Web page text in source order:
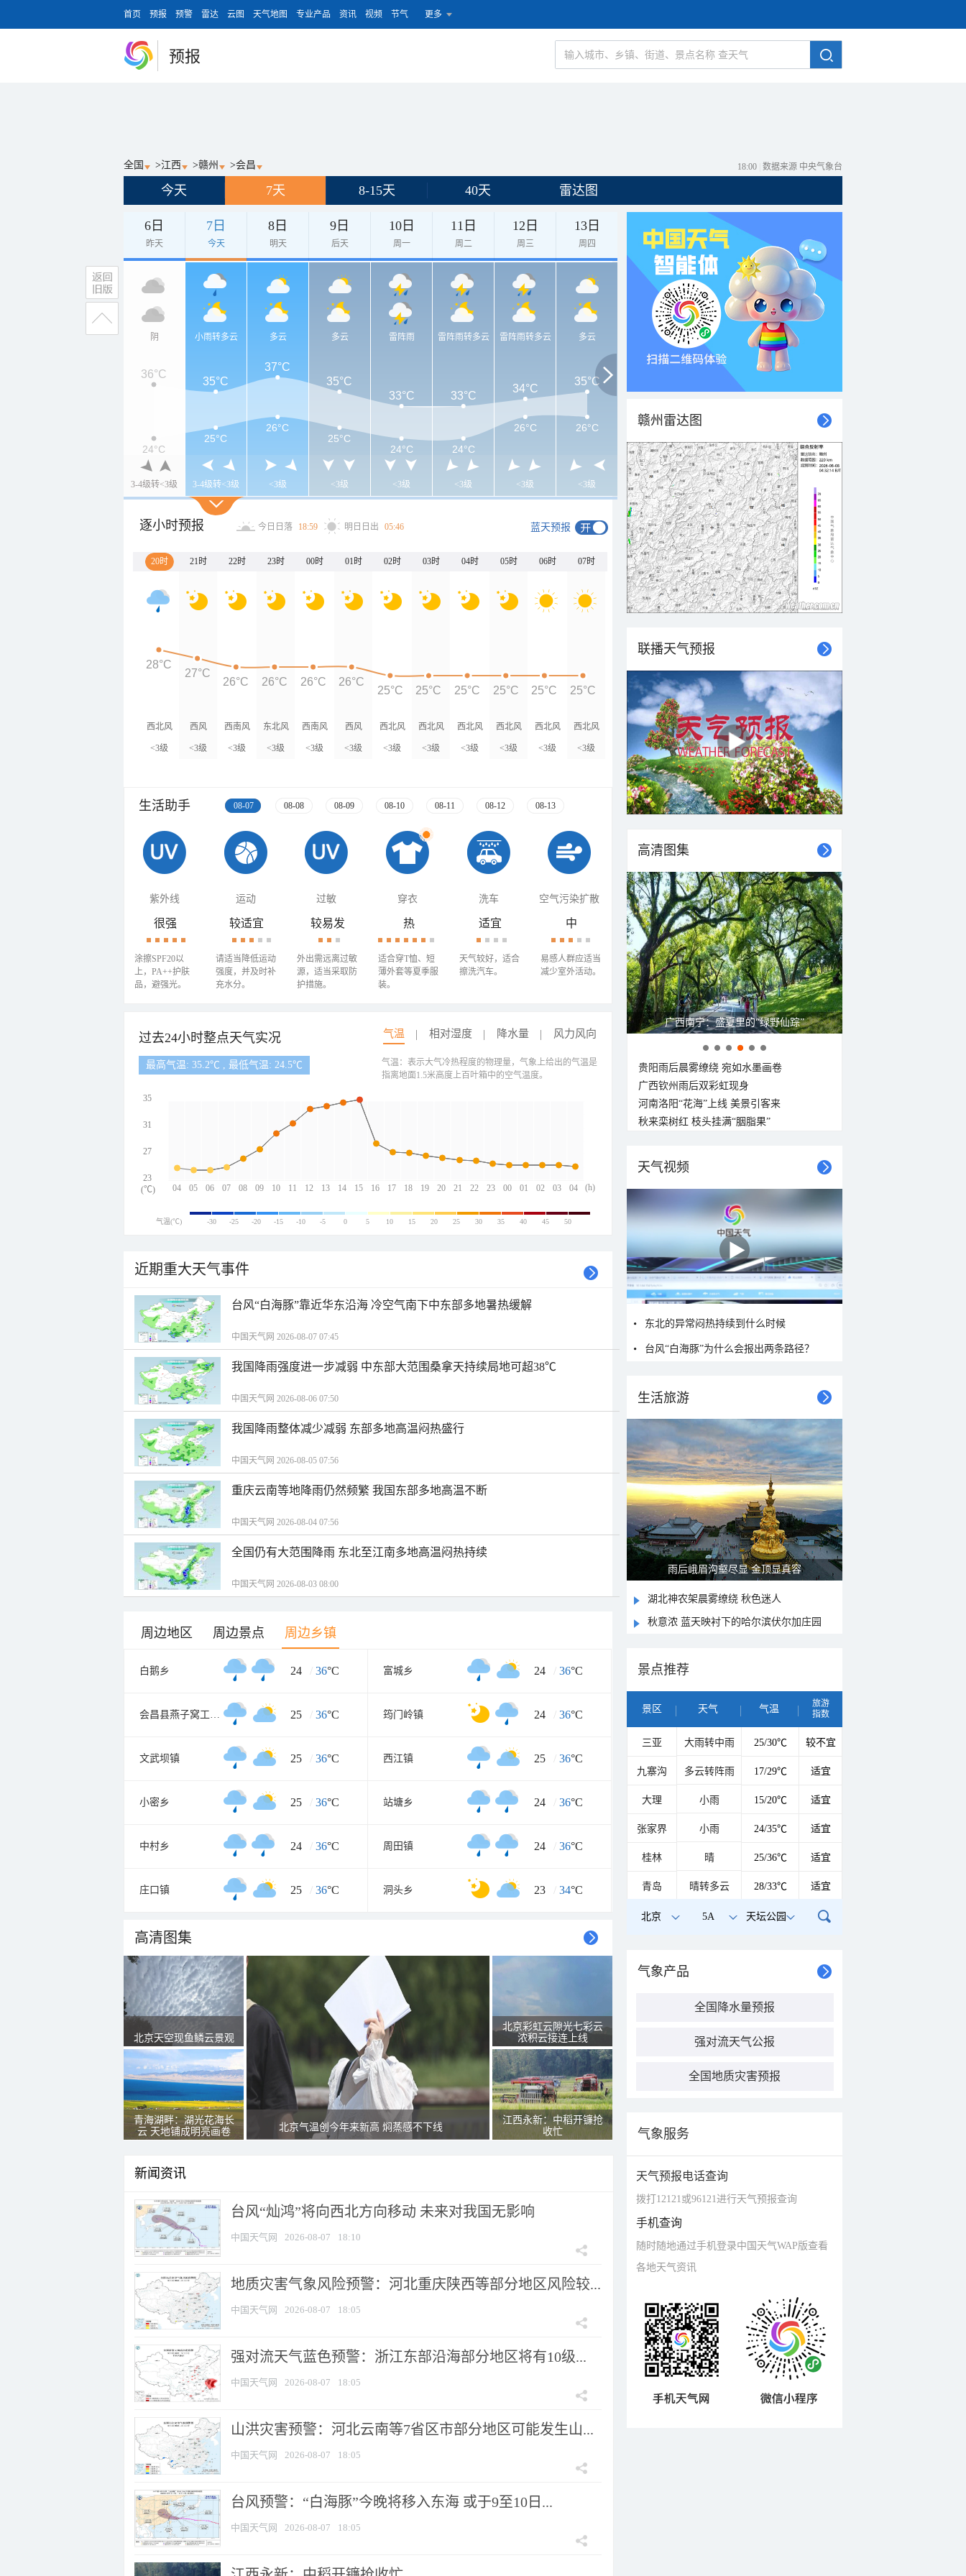
首页 预报 预警 雷达 云图 天气地图 专业产品 资讯 视频 节气 更多
预报
全国 >江西 >赣州 >会昌 18:00 数据来源 中央气象台
今天 7天 8-15天 40天 雷达图
6日
昨天
7日
今天
8日
明天
9日
后天
10日
周一
11日
周二
12日
周三
13日
周四
阴
3-4级转<3级
小雨转多云
3-4级转<3级
多云
<3级
多云
<3级
雷阵雨
<3级
雷阵雨转多云
<3级
雷阵雨转多云
<3级
多云
<3级
36°C
35°C
37°C
35°C
33°C
33°C
34°C
35°C
24°C
25°C
26°C
25°C
24°C
24°C
26°C 26°C
逐小时预报 今日日落 18:59 明日日出 05:46 蓝天预报
20时 21时 22时 23时 00时 01时 02时 03时 04时 05时 06时 07时
西北风
<3级
西风
<3级
西南风
<3级
东北风
<3级
西南风
<3级
西风
<3级
西北风
<3级
西北风
<3级
西北风
<3级
西北风
<3级
西北风
<3级
西北风
<3级
28°C
27°C
26°C 26°C 26°C 26°C
25°C 25°C 25°C 25°C 25°C 25°C
生活助手 08-07 08-08 08-09 08-10 08-11 08-12 08-13
紫外线 运动 过敏 穿衣 洗车 空气污染扩散
很强
涂擦SPF20以
上，PA++护肤
品，避强光。
较适宜
请适当降低运动
强度，并及时补
充水分。
较易发
外出需远离过敏
源，适当采取防
护措施。
热
适合穿T恤、短
薄外套等夏季服
装。
适宜
天气较好，适合
擦洗汽车。
中
易感人群应适当
减少室外活动。
过去24小时整点天气实况 气温 相对湿度 降水量 风力风向
最高气温: 35.2℃ , 最低气温: 24.5℃
04 05 06 07 08 09 10 11 12 13 14 15 16 17 18 19 20 21 22 23 00 01 02 03 04
35
31
27
23
(h)
(℃)
气温：表示大气冷热程度的物理量，气象上给出的气温是
指离地面1.5米高度上百叶箱中的空气温度。
气温(℃) -30 -25 -20 -15 -10 -5 0 5 10 15 20 25 30 35 40 45 50
近期重大天气事件
台风“白海豚”靠近华东沿海 冷空气南下中东部多地暑热缓解
中国天气网 2026-08-07 07:45
我国降雨强度进一步减弱 中东部大范围桑拿天持续局地可超38℃
中国天气网 2026-08-06 07:50
我国降雨整体减少减弱 东部多地高温闷热盛行
中国天气网 2026-08-05 07:56
重庆云南等地降雨仍然频繁 我国东部多地高温不断
中国天气网 2026-08-04 07:56
全国仍有大范围降雨 东北至江南多地高温闷热持续
中国天气网 2026-08-03 08:00
周边地区 周边景点 周边乡镇
白鹅乡 24 / 36°C 富城乡 24 / 36°C
会昌县燕子窝工业园 25 / 36°C 筠门岭镇 24 / 36°C
文武坝镇 25 / 36°C 西江镇 25 / 36°C
小密乡 25 / 36°C 站塘乡 24 / 36°C
中村乡 24 / 36°C 周田镇 24 / 36°C
庄口镇 25 / 36°C 洞头乡 23 / 34°C
高清图集
北京天空现鱼鳞云景观
青海湖畔：湖光花海长
云 天地铺成明亮画卷
北京气温创今年来新高 焖蒸感不下线
北京彩虹云隙光七彩云
浓积云接连上线
江西永新：中稻开镰抢
收忙
新闻资讯
台风“灿鸿”将向西北方向移动 未来对我国无影响
中国天气网 2026-08-07 18:10
地质灾害气象风险预警：河北重庆陕西等部分地区风险较...
中国天气网 2026-08-07 18:05
强对流天气蓝色预警：浙江东部沿海部分地区将有10级...
中国天气网 2026-08-07 18:05
山洪灾害预警：河北云南等7省区市部分地区可能发生山...
中国天气网 2026-08-07 18:05
台风预警：“白海豚”今晚将移入东海 或于9至10日...
中国天气网 2026-08-07 18:05
赣州雷达图
联播天气预报
高清图集
广西南宁：盛夏里的“绿野仙踪”
贵阳雨后晨雾缭绕 宛如水墨画卷
广西钦州雨后双彩虹现身
河南洛阳“花海”上线 美景引客来
秋来栾树红 枝头挂满“胭脂果”
天气视频
东北的异常闷热持续到什么时候
台风“白海豚”为什么会报出两条路径？
生活旅游
雨后峨眉沟壑尽显 金顶显真容
湖北神农架晨雾缭绕 秋色迷人
秋意浓 蓝天映衬下的哈尔滨伏尔加庄园
景点推荐
景区 天气 气温
旅游
指数
三亚 大雨转中雨 25/30℃ 较不宜
九寨沟 多云转阵雨 17/29℃ 适宜
大理 小雨 15/20℃ 适宜
张家界 小雨 24/35℃ 适宜
桂林 晴 25/36℃ 适宜
青岛 晴转多云 28/33℃ 适宜
北京 5A 天坛公园
气象产品
全国降水量预报
强对流天气公报
全国地质灾害预报
气象服务
天气预报电话查询
拨打12121或96121进行天气预报查询
手机查询
随时随地通过手机登录中国天气WAP版查看
各地天气资讯